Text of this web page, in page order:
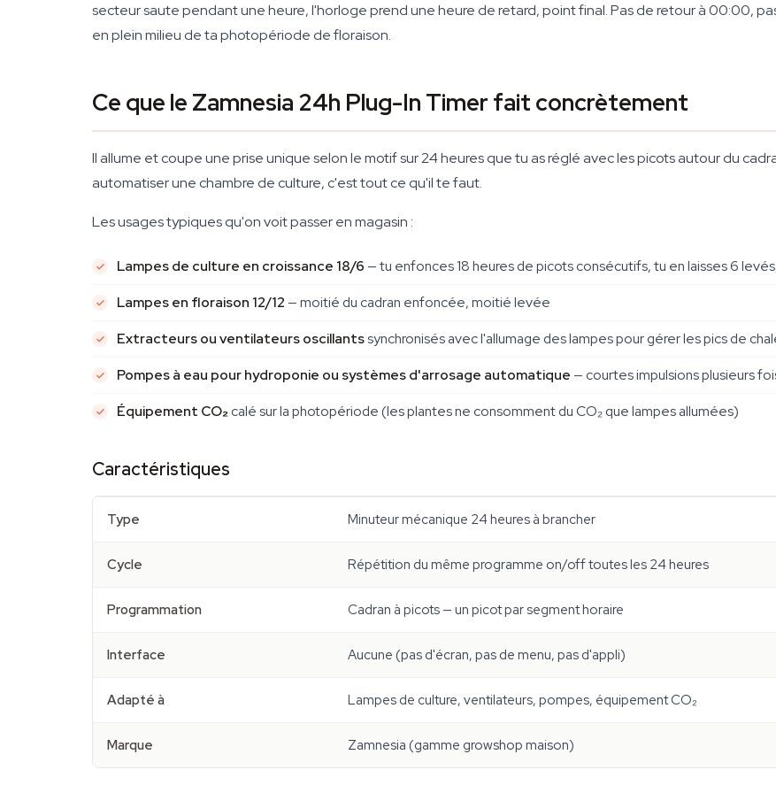
secteur saute pendant une heure, l'horloge prend une heure de retard, point final. Pas de retour à 00:00,
en plein milieu de ta photopériode de floraison.
Ce que le Zamnesia 24h Plug-In Timer fait concrètement
Il allume et coupe une prise unique selon le motif sur 24 heures que tu as réglé avec les picots autour du
automatiser une chambre de culture, c'est tout ce qu'il te faut.
Les usages typiques qu'on voit passer en magasin :
Lampes de culture en croissance 18/6 — tu enfonces 18 heures de picots consécutifs, tu en laisses 6
Lampes en floraison 12/12 — moitié du cadran enfoncée, moitié levée
Extracteurs ou ventilateurs oscillantssynchronisés avec l'allumage des lampes pour gérer les pics de
Pompes à eau pour hydroponie ou systèmes d'arrosage automatique — courtes impulsions plusieurs
Équipement CO₂calé sur la photopériode (les plantes ne consomment du CO₂ que lampes allumées)
Caractéristiques
Type Minuteur mécanique 24 heures à brancher
Cycle Répétition du même programme on/off toutes les 24 heures
Programmation Cadran à picots — un picot par segment horaire
Interface Aucune (pas d'écran, pas de menu, pas d'appli)
Adapté à Lampes de culture, ventilateurs, pompes, équipement CO₂
Marque Zamnesia (gamme growshop maison)